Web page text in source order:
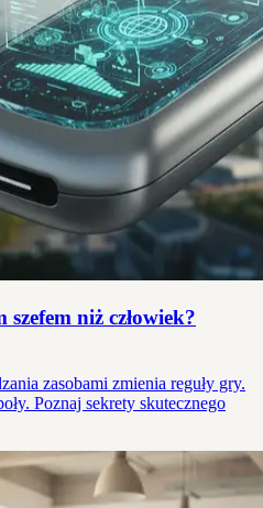
niż człowiek?
zasobami zmienia reguły gry.
Poznaj sekrety skutecznego